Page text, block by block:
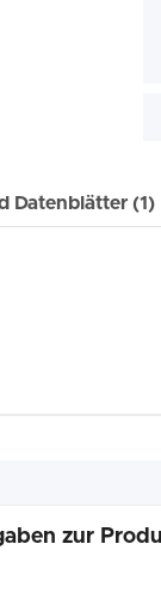
Datenblätter (1)
zur